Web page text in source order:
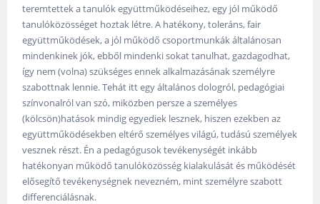
teremtettek a tanulók együttműködéseihez, egy jól működő
tanulóközösséget hoztak létre. A hatékony, toleráns, fair
együttműködések, a jól működő csoportmunkák általánosan
mindenkinek jók, ebből mindenki sokat tanulhat, gazdagodhat,
így nem (volna) szükséges ennek alkalmazásának személyre
szabottnak lennie. Tehát itt egy általános dologról, pedagógiai
színvonalról van szó, miközben persze a személyes
(kölcsön)hatások mindig egyediek lesznek, hiszen ezekben az
együttműködésekben eltérő személyes világú, tudású személyek
vesznek részt. Én a pedagógusok tevékenységét inkább
hatékonyan működő tanulóközösség kialakulását és működését
elősegítő tevékenységnek nevezném, mint személyre szabott
differenciálásnak.